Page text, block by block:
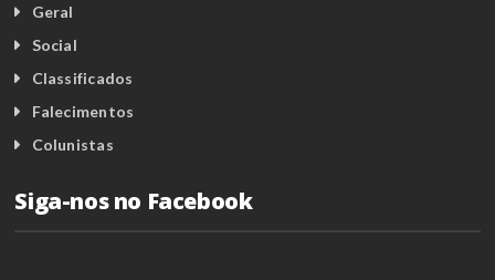
Geral
Social
Classificados
Falecimentos
Colunistas
Siga-nos no Facebook